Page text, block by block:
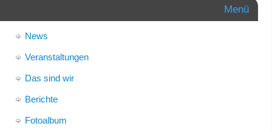
Menü
News
Veranstaltungen
Das sind wir
Berichte
Fotoalbum